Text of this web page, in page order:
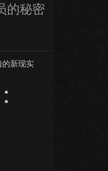
的秘密
的新现实